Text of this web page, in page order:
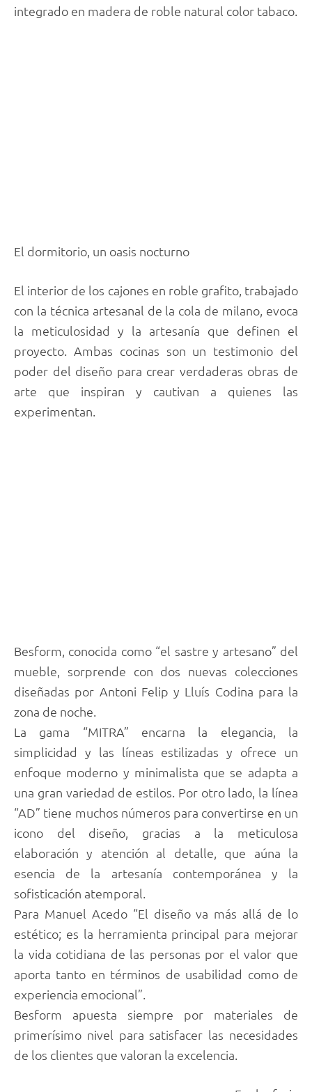
integrado en madera de roble natural color tabaco.
El dormitorio, un oasis nocturno
El interior de los cajones en roble grafito, trabajado
con la técnica artesanal de la cola de milano, evoca
la meticulosidad y la artesanía que definen el
proyecto. Ambas cocinas son un testimonio del
poder del diseño para crear verdaderas obras de
arte que inspiran y cautivan a quienes las
experimentan.
Besform, conocida como “el sastre y artesano” del
mueble, sorprende con dos nuevas colecciones
diseñadas por Antoni Felip y Lluís Codina para la
zona de noche.
La gama “MITRA” encarna la elegancia, la
simplicidad y las líneas estilizadas y ofrece un
enfoque moderno y minimalista que se adapta a
una gran variedad de estilos. Por otro lado, la línea
“AD” tiene muchos números para convertirse en un
icono del diseño, gracias a la meticulosa
elaboración y atención al detalle, que aúna la
esencia de la artesanía contemporánea y la
sofisticación atemporal.
Para Manuel Acedo “El diseño va más allá de lo
estético; es la herramienta principal para mejorar
la vida cotidiana de las personas por el valor que
aporta tanto en términos de usabilidad como de
experiencia emocional”.
Besform apuesta siempre por materiales de
primerísimo nivel para satisfacer las necesidades
de los clientes que valoran la excelencia.